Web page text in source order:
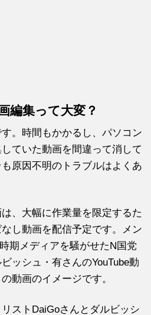
編集って大変？
。時間もかかるし、パソコン
ていた動画を間違って消して
原因不明のトラブルはよくあ
、大幅に作業量を限定するた
し動画を配信予定です。メン
期メディアを騒がせたN国党
ッシュ・有さんのYouTube動
動画のイメージです。
ストDaiGoさんとダルビッシ